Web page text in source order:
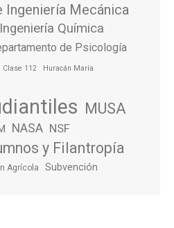
Ingeniería Mecánica
Química
de Psicología
Clase 112 Huracán María
MUSA
NASA NSF
y Filantropía
Agrícola Subvención